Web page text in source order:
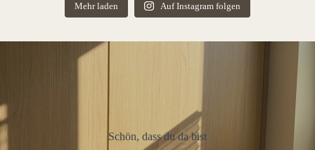
Mehr laden Auf Instagram folgen
Schön, dass du da bist